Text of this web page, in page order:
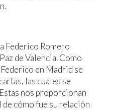
Federico Romero
de Valencia. Como
en Madrid se
las cuales se
nos proporcionan
cómo fue su relación